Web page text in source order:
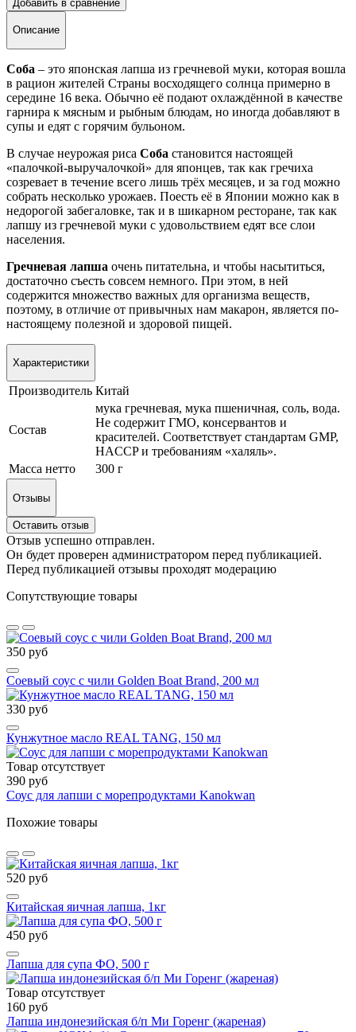
Добавить в сравнение
Описание
Соба – это японская лапша из гречневой муки, которая вошла
в рацион жителей Страны восходящего солнца примерно в
середине 16 века. Обычно её подают охлаждённой в качестве
гарнира к мясным и рыбным блюдам, но иногда добавляют в
супы и едят с горячим бульоном.
В случае неурожая риса Соба становится настоящей
«палочкой-выручалочкой» для японцев, так как гречиха
созревает в течение всего лишь трёх месяцев, и за год можно
собрать несколько урожаев. Поесть её в Японии можно как в
недорогой забегаловке, так и в шикарном ресторане, так как
лапшу из гречневой муки с удовольствием едят все слои
населения.
Гречневая лапша очень питательна, и чтобы насытиться,
достаточно съесть совсем немного. При этом, в ней
содержится множество важных для организма веществ,
поэтому, в отличие от привычных нам макарон, является по-
настоящему полезной и здоровой пищей.
Характеристики
Производитель Китай
Состав
мука гречневая, мука пшеничная, соль, вода.
Не содержит ГМО, консервантов и
красителей. Соответствует стандартам GMP,
HACCP и требованиям «халяль».
Масса нетто
300 г
Отзывы
Оставить отзыв
Отзыв успешно отправлен.
Он будет проверен администратором перед публикацией.
Перед публикацией отзывы проходят модерацию
Сопутствующие товары
350 руб
Соевый соус с чили Golden Boat Brand, 200 мл
330 руб
Кунжутное масло REAL TANG, 150 мл
Товар отсутствует
390 руб
Соус для лапши с морепродуктами Kanokwan
Похожие товары
520 руб
Китайская яичная лапша, 1кг
450 руб
Лапша для супа ФО, 500 г
Товар отсутствует
160 руб
Лапша индонезийская б/п Ми Горенг (жареная)